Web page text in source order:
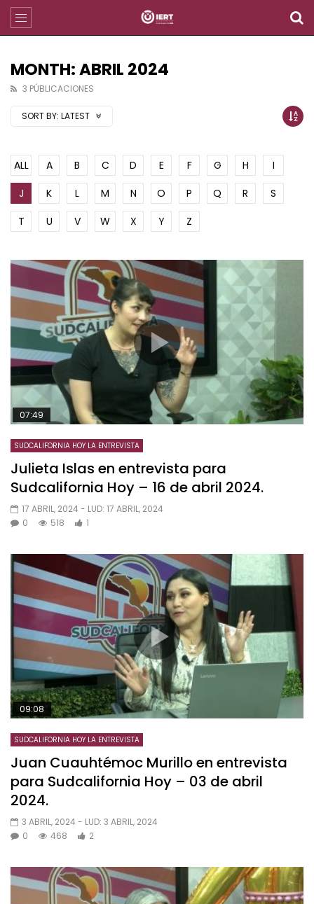
MONTH: ABRIL 2024
3 PÚBLICACIONES
SORT BY: LATEST
ALL A B C D E F G H
I
J
K L M N O P Q R
S
T
U V W X Y Z
07:49
SUDCALIFORNIA HOY LA ENTREVISTA
Julieta Islas en entrevista para
Sudcalifornia Hoy – 16 de abril 2024.
17 ABRIL, 2024 - LUD: 17 ABRIL, 2024
0
518 1
09:08
SUDCALIFORNIA HOY LA ENTREVISTA
Juan Cuauhtémoc Murillo en entrevista
para Sudcalifornia Hoy – 03 de abril
2024.
3 ABRIL, 2024 - LUD: 3 ABRIL, 2024
0
468 2